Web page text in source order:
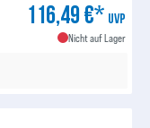
116,49 €* UVP
Nicht auf Lager